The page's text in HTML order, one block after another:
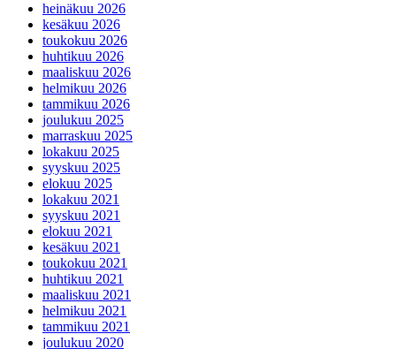
heinäkuu 2026
kesäkuu 2026
toukokuu 2026
huhtikuu 2026
maaliskuu 2026
helmikuu 2026
tammikuu 2026
joulukuu 2025
marraskuu 2025
lokakuu 2025
syyskuu 2025
elokuu 2025
lokakuu 2021
syyskuu 2021
elokuu 2021
kesäkuu 2021
toukokuu 2021
huhtikuu 2021
maaliskuu 2021
helmikuu 2021
tammikuu 2021
joulukuu 2020